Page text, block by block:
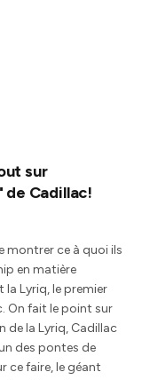
sur
de Cadillac!
montrer ce à quoi ils
en matière
la Lyriq, le premier
On fait le point sur
de la Lyriq, Cadillac
des pontes de
ce faire, le géant